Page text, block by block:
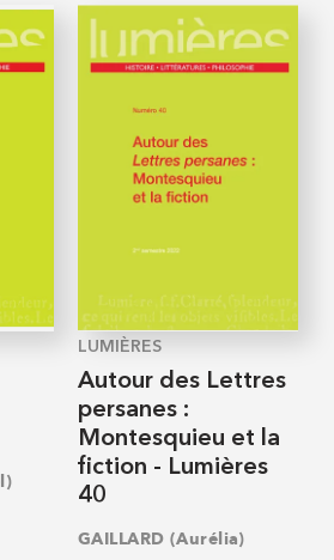
LUMIÈRES
Autour des Lettres
persanes :
Montesquieu et la
fiction - Lumières
40
GAILLARD (Aurélia)